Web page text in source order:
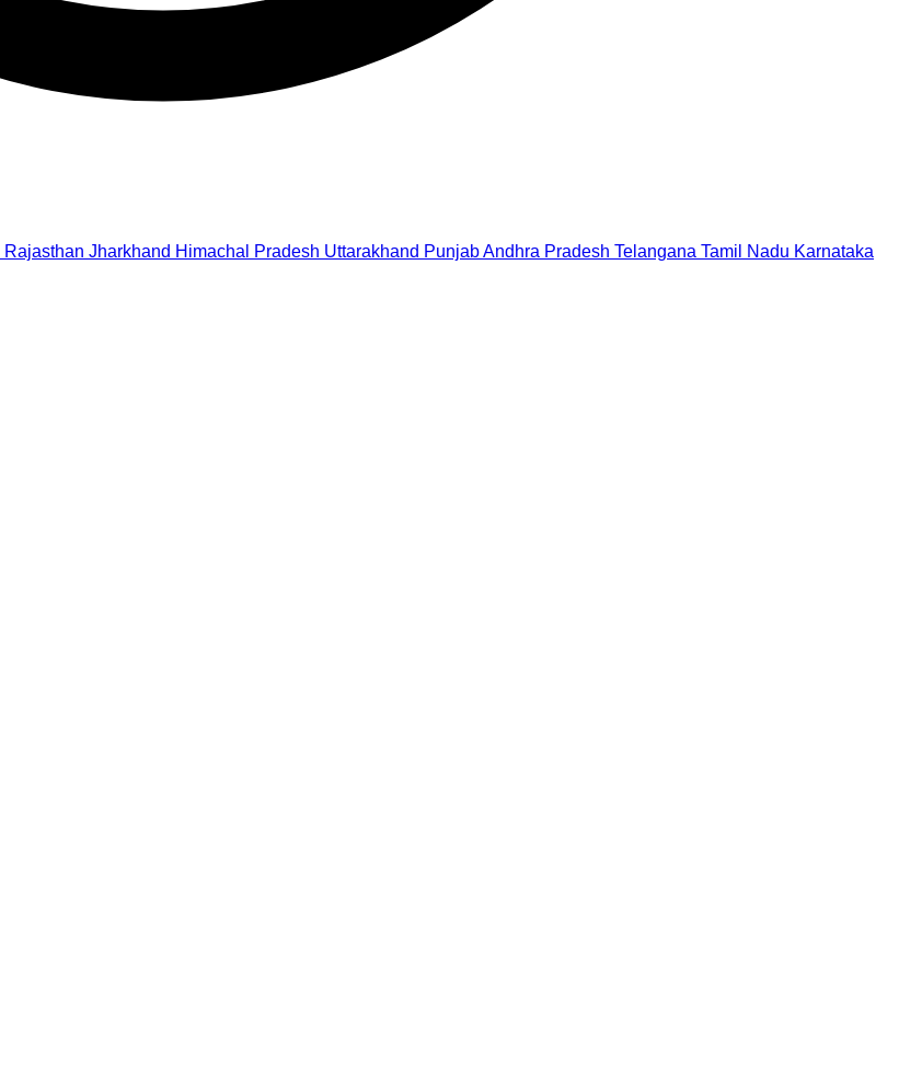
Rajasthan Jharkhand Himachal Pradesh Uttarakhand PunjabAndhra Pradesh Telangana Tamil Nadu Karnataka